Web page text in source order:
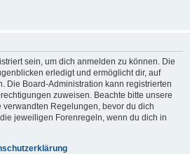
sein, um dich anmelden zu können. Die
erledigt und ermöglicht dir, auf
Die Board-Administration kann registrierten
zuweisen. Beachte bitte unsere
Regelungen, bevor du dich
jeweiligen Forenregeln, wenn du dich in